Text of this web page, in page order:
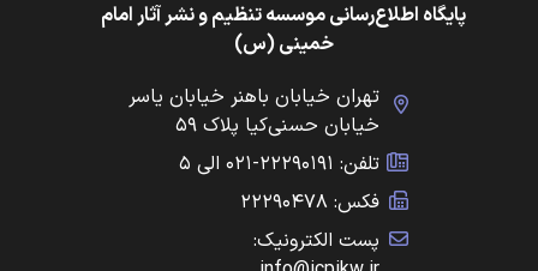
پایگاه اطلاع‌رسانی موسسه تنظیم و نشر آثار امام
خمینی (س)
تهران خیابان باهنر خیابان یاسر
خیابان حسنی‌کیا پلاک ۵۹
تلفن: ۲۲۲۹۰۱۹۱-۰۲۱ الی ۵
فکس: ۲۲۲۹۰۴۷۸
پست الکترونیک: